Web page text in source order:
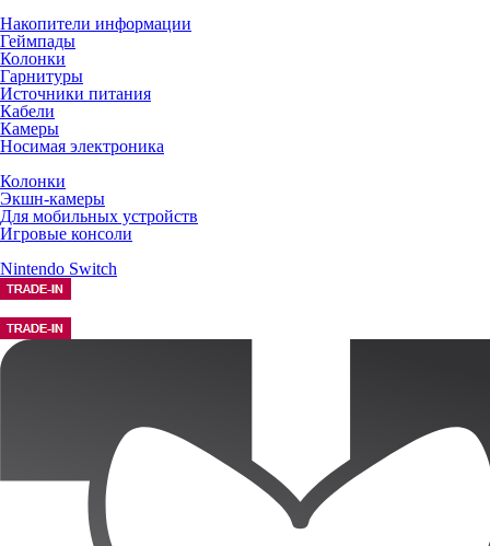
Накопители информации
Геймпады
Колонки
Гарнитуры
Источники питания
Кабели
Камеры
Носимая электроника
Колонки
Экшн-камеры
Для мобильных устройств
Игровые консоли
Nintendo Switch